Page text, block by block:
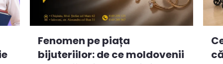
Fenomen pe piața
bijuteriilor: de ce moldovenii